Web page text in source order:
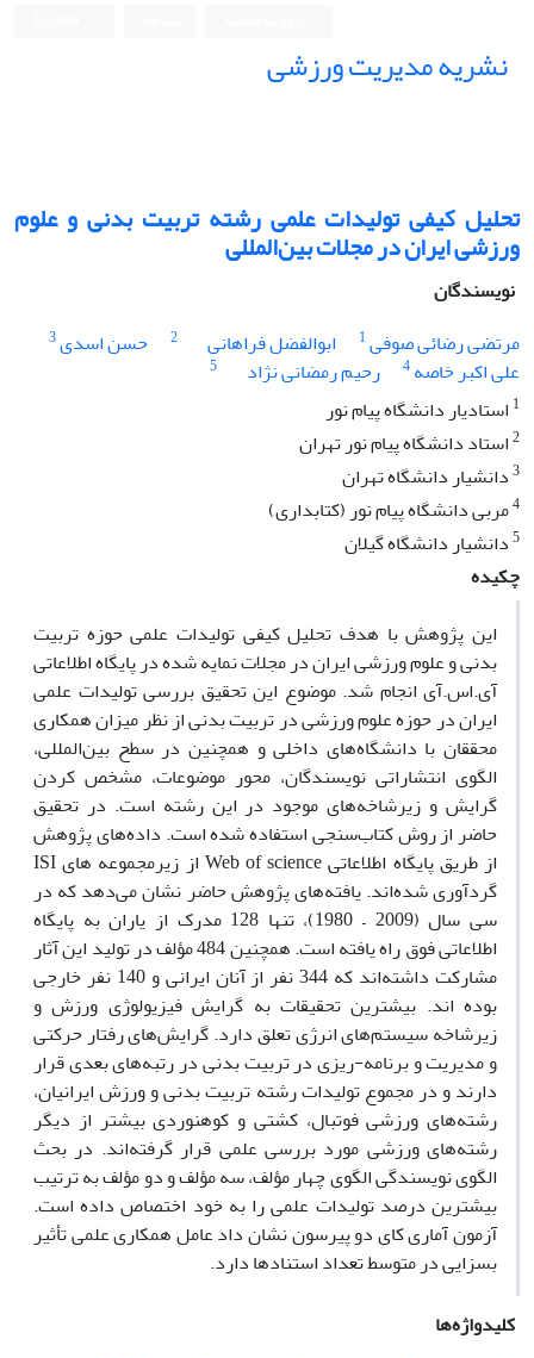
نشریه مدیریت ورزشی
تحلیل کیفی تولیدات علمی رشته تربیت بدنی و علوم
ورزشی ایران در مجلات بین‌المللی
نویسندگان
مرتضی رضائی صوفی1 ابوالفضل فراهانی 2 حسن اسدی3
علی اکبر خاصه4 رحیم رمضانی نژاد
5
1 استادیار دانشگاه پیام نور
2استاد دانشگاه پیام نور تهران
3دانشیار دانشگاه تهران
4مربی دانشگاه پیام نور (کتابداری)
5دانشیار دانشگاه گیلان
چکیده
این پژوهش با هدف تحلیل کیفی تولیدات علمی حوزه تربیت
بدنی و علوم ورزشی ایران در مجلات نمایه شده در پایگاه اطلاعاتی
آی.اس.آی انجام شد. موضوع این تحقیق بررسی تولیدات علمی
ایران در حوزه علوم ورزشی در تربیت بدنی از نظر میزان همکاری
محققان با دانشگاه‌های داخلی و همچنین در سطح بین‌المللی،
الگوی انتشاراتی نویسندگان، محور موضوعات، مشخص کردن
گرایش و زیرشاخه‌های موجود در این رشته است. در تحقیق
حاضر از روش کتاب‌سنجی استفاده شده است. داده‌های پژوهش
از طریق پایگاه اطلاعاتی Web of science از زیرمجموعه های ISI
گردآوری شده‌اند. یافته‌های پژوهش حاضر نشان می‌دهد که در
سی سال (2009 – 1980)، تنها 128 مدرک از یاران به پایگاه
اطلاعاتی فوق راه یافته است. همچنین 484 مؤلف در تولید این آثار
مشارکت داشته‌اند که 344 نفر از آنان ایرانی و 140 نفر خارجی
بوده اند. بیشترین تحقیقات به گرایش فیزیولوژی ورزش و
زیرشاخه سیستم‌های انرژی تعلق دارد. گرایش‌های رفتار حرکتی
و مدیریت و برنامه-ریزی در تربیت بدنی در رتبه‌های بعدی قرار
دارند و در مجموع تولیدات رشته تربیت بدنی و ورزش ایرانیان،
رشته‌های ورزشی فوتبال، کشتی و کوهنوردی بیشتر از دیگر
رشته‌های ورزشی مورد بررسی علمی قرار گرفته‌اند. در بحث
الگوی نویسندگی الگوی چهار مؤلف، سه مؤلف و دو مؤلف به ترتیب
بیشترین درصد تولیدات علمی را به خود اختصاص داده است.
آزمون آماری کای دو پیرسون نشان داد عامل همکاری علمی تأثیر
بسزایی در متوسط تعداد استنادها دارد.
کلیدواژه‌ها